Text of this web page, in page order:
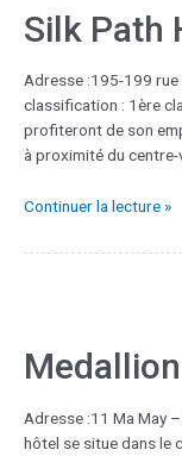
Silk Path
Adresse :195-199 rue
classification : 1ère
profiteront de son
à proximité du
Continuer la lecture »
Adresse :11 Ma May
hôtel se situe dans le